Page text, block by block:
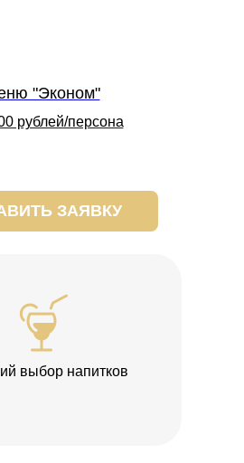
"Эконом"
рублей/персона
ЗАЯВКУ
выбор напитков